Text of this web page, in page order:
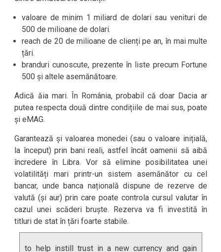
valoare de minim 1 miliard de dolari sau venituri de
500 de milioane de dolari.
reach de 20 de milioane de clienți pe an, în mai multe
țări.
branduri cunoscute, prezente în liste precum Fortune
500 și altele asemănătoare.
Adică ăia mari. În România, probabil că doar Dacia ar
putea respecta două dintre condițiile de mai sus, poate
și eMAG.
Garantează și valoarea monedei (sau o valoare inițială,
la început) prin bani reali, astfel încât oamenii să aibă
încredere în Libra. Vor să elimine posibilitatea unei
volatilități mari printr-un sistem asemănător cu cel
bancar, unde banca națională dispune de rezerve de
valută (și aur) prin care poate controla cursul valutar în
cazul unei scăderi bruște. Rezerva va fi investită în
titluri de stat în țări foarte stabile.
to help instill trust in a new currency and gain